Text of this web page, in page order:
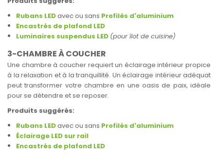
Rubans LEDavec ou sans Profilés d'aluminium
Encastrés de plafond LED
Luminaires suspendus LED (pour îlot de cuisine)
3-CHAMBRE À COUCHER
Une chambre à coucher requiert un éclairage intérieur propice
à la relaxation et à la tranquillité. Un éclairage intérieur adéquat
peut transformer votre chambre en une oasis de paix, idéale
pour se détendre et se reposer.
Produits suggérés:
Rubans LEDavec ou sans Profilés d'aluminium
Éclairage LED sur rail
Encastrés de plafond LED